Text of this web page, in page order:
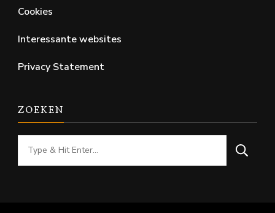
Cookies
Interessante websites
Privacy Statement
ZOEKEN
Looking
for